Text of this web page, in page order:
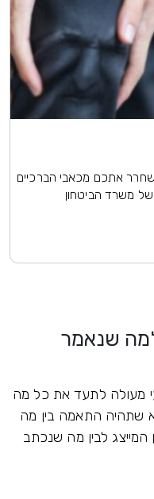
אתכם מכאבי הברכיים
שנאמר
מעולה לתעד את כל מה
שתהיה התאמה בין מה
לבין מה שנכתב